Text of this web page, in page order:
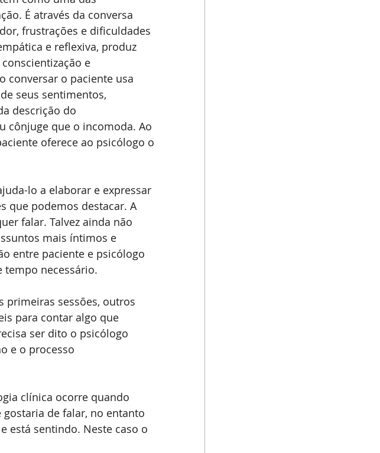
É através da conversa
frustrações e dificuldades
e reflexiva, produz
e
conversar o paciente usa
seus sentimentos,
descrição do
cônjuge que o incomoda. Ao
oferece ao psicólogo o
lo a elaborar e expressar
que podemos destacar. A
falar. Talvez ainda não
mais íntimos e
entre paciente e psicólogo
tempo necessário.
primeiras sessões, outros
para contar algo que
ser dito o psicólogo
e o processo
clínica ocorre quando
de falar, no entanto
está sentindo. Neste caso o